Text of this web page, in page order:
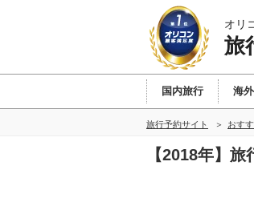
オリ
旅
国内旅行 海
旅行予約サイト おす
【2018年】